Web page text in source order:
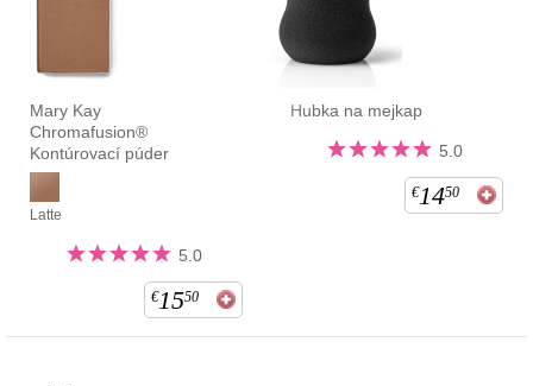
Mary Kay
Chromafusion®
Kontúrovací púder
Latte
5.0
€1550
Hubka na mejkap
5.0
€1450